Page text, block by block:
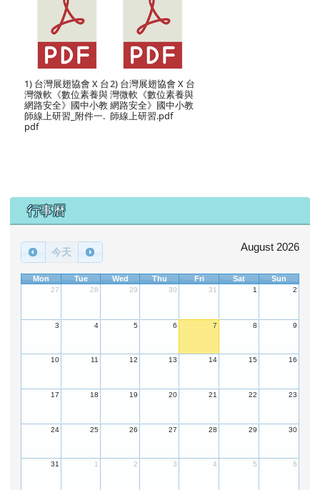
1) 台灣展翅協會 X 台
灣微軟《數位素養與
網路安全》國中小教
師線上研習_附件一.
pdf
2) 台灣展翅協會 X 台
灣微軟《數位素養與
網路安全》國中小教
師線上研習.pdf
下中區域內容
行事曆
今天 August 2026
Mon Tue Wed Thu Fri Sat Sun
27 28 29 30 31 1 2
3 4 5 6 7 8 9
10 11 12 13 14 15 16
17 18 19 20 21 22 23
24 25 26 27 28 29 30
31 1 2 3 4 5 6